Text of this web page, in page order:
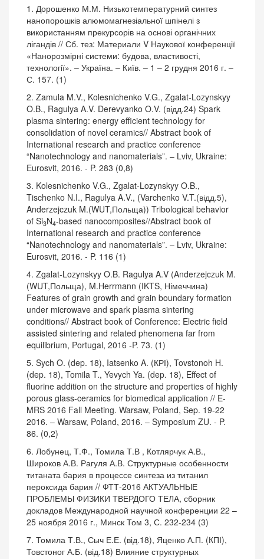
1. Дорошенко М.М. Низькотемпературний синтез
нанопорошків алюмомагнезіальної шпінелі з
використанням прекурсорів на основі органічних
лігандів // Сб. тез: Материали V Наукової конференції
«Нанорозмірні системи: будова, властивості,
технології». – Україна. – Київ. – 1 – 2 грудня 2016 г. –
С. 157. (1)
2. Zamula M.V., Kolesnichenko V.G., Zgalat-Lozynskyy
O.B., Ragulya A.V. Derevyanko O.V. (відд.24) Spark
plasma sintering: energy efficient technology for
consolidation of novel ceramics// Abstract book of
International research and practice conference
“Nanotechnology and nanomaterials”. – Lviv, Ukraine:
Eurosvit, 2016. - P. 283 (0,8)
3. Kolesnichenko V.G., Zgalat-Lozynskyy O.B.,
Tischenko N.I., Ragulya A.V., (Varchenko V.T.(відд.5),
Anderzejczuk M.(WUT,Польща)) Tribological behavior
of Si3N4-based nanocomposites//Abstract book of
International research and practice conference
“Nanotechnology and nanomaterials”. – Lviv, Ukraine:
Eurosvit, 2016. - P. 116 (1)
4. Zgalat-Lozynskyy O.B. Ragulya A.V (Anderzejczuk M.
(WUT,Польща), M.Herrmann (IKTS, Німеччина)
Features of grain growth and grain boundary formation
under microwave and spark plasma sintering
conditions// Abstract book of Conference: Electric field
assisted sintering and related phenomena far from
equilibrium, Portugal, 2016 -P. 73. (1)
5. Sych O. (dep. 18), Iatsenko A. (КРІ), Tovstonoh H.
(dep. 18), Tomila T., Yevych Ya. (dep. 18), Effect of
fluorine addition on the structure and properties of highly
porous glass-ceramics for biomedical application // E-
MRS 2016 Fall Meeting. Warsaw, Poland, Sep. 19-22
2016. – Warsaw, Poland, 2016. – Symposium ZU. - P.
86. (0,2)
6. Лобунец, Т.Ф., Томила Т.В , Котлярчук А.В.,
Широков А.В. Рагуля А.В. Структурные особенности
титаната бария в процессе синтеза из титанил
пероксида бария // ФТТ-2016 АКТУАЛЬНЫЕ
ПРОБЛЕМЫ ФИЗИКИ ТВЕРДОГО ТЕЛА, сборник
докладов Международной научной конференции 22 –
25 ноября 2016 г., Минск Том 3, С. 232-234 (3)
7. Томила Т.В., Сыч Е.Е. (від.18), Яценко А.П. (КПІ),
Товстоног А.Б. (від.18) Влияние структурных